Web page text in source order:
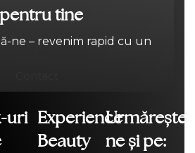
tine
ne – revenim rapid cu un
uri Experience
Beauty
Urmărește-
ne și pe: